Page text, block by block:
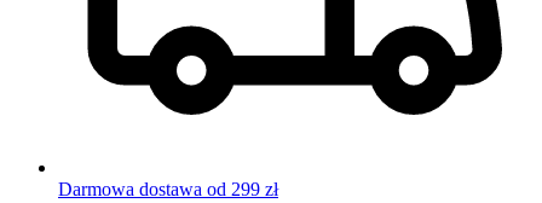
Darmowa dostawa od 299 zł